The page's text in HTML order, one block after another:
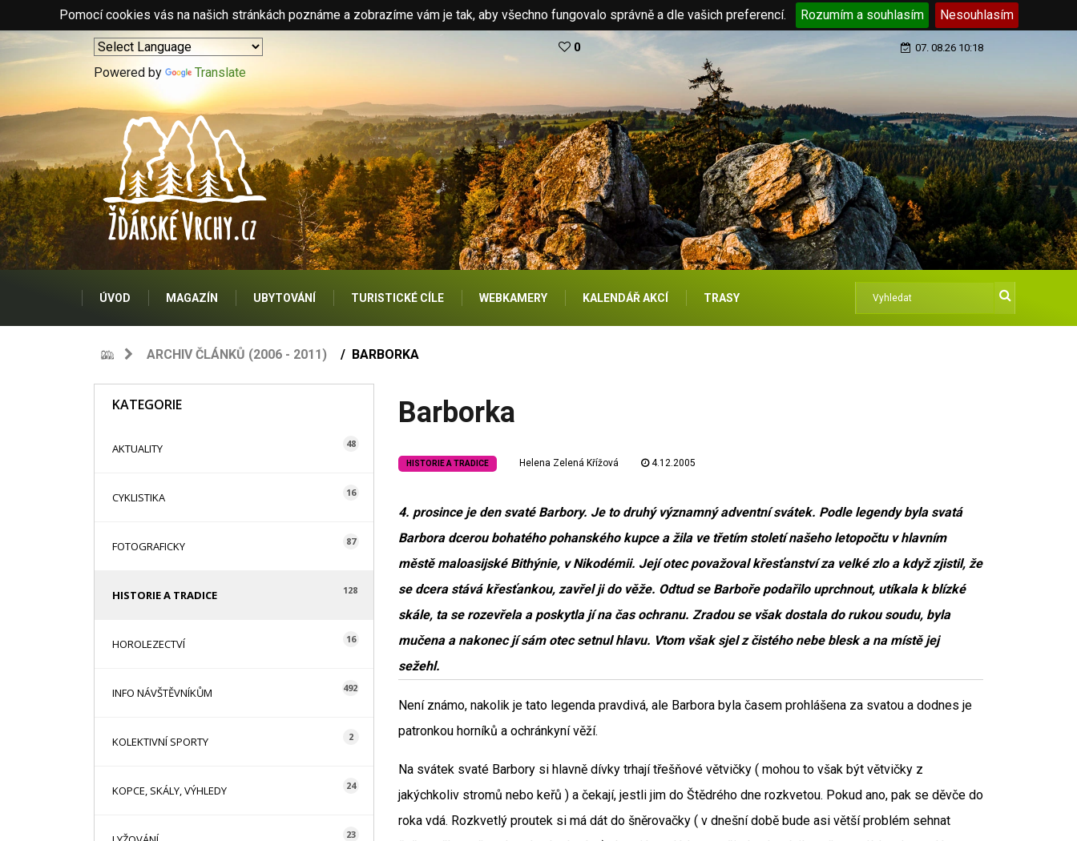
Pomocí cookies vás na našich stránkách poznáme a zobrazíme vám je tak, aby všechno fungovalo správně a dle vašich preferencí. Rozumím a souhlasím Nesouhlasím
Powered by Translate
0 07. 08.26 10:18
ÚVOD MAGAZÍN UBYTOVÁNÍ TURISTICKÉ CÍLE WEBKAMERY KALENDÁŘ AKCÍ TRASY
ARCHIV ČLÁNKŮ (2006 - 2011) BARBORKA
KATEGORIE
AKTUALITY 48
CYKLISTIKA 16
FOTOGRAFICKY 87
HISTORIE A TRADICE 128
HOROLEZECTVÍ 16
INFO NÁVŠTĚVNÍKŮM 492
KOLEKTIVNÍ SPORTY 2
KOPCE, SKÁLY, VÝHLEDY 24
23
Barborka
HISTORIE A TRADICE Helena Zelená Křížová 4.12.2005
4. prosince je den svaté Barbory. Je to druhý významný adventní svátek. Podle legendy byla svatá
Barbora dcerou bohatého pohanského kupce a žila ve třetím století našeho letopočtu v hlavním
městě maloasijské Bithýnie, v Nikodémii. Její otec považoval křesťanství za velké zlo a když zjistil, že
se dcera stává křesťankou, zavřel ji do věže. Odtud se Barboře podařilo uprchnout, utíkala k blízké
skále, ta se rozevřela a poskytla jí na čas ochranu. Zradou se však dostala do rukou soudu, byla
mučena a nakonec jí sám otec setnul hlavu. Vtom však sjel z čistého nebe blesk a na místě jej
sežehl.
Není známo, nakolik je tato legenda pravdivá, ale Barbora byla časem prohlášena za svatou a dodnes je
patronkou horníků a ochránkyní věží.
Na svátek svaté Barbory si hlavně dívky trhají třešňové větvičky ( mohou to však být větvičky z
jakýchkoliv stromů nebo keřů ) a čekají, jestli jim do Štědrého dne rozkvetou. Pokud ano, pak se děvče do
roka vdá. Rozkvetlý proutek si má dát do šněrovačky ( v dnešní době bude asi větší problém sehnat